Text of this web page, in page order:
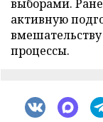
выборами.
активную
процессы.